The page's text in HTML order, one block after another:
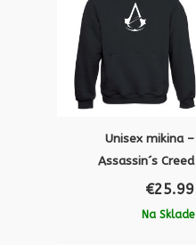
Unisex mikina –
Assassin´s Creed
€25.99
Na Sklade